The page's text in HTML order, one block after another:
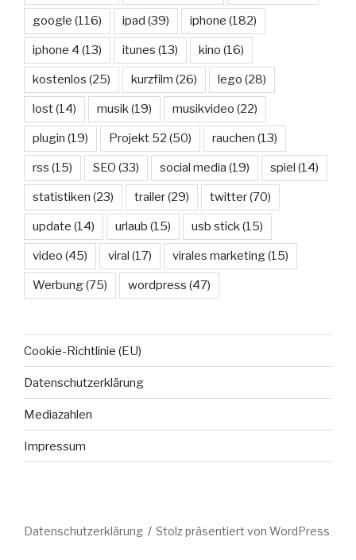
google (116) ipad (39) iphone (182)
iphone 4 (13) itunes (13) kino (16)
kostenlos (25) kurzfilm (26) lego (28)
lost(14) musik(19) musikvideo (22)
plugin (19) Projekt 52 (50) rauchen (13)
rss (15) SEO (33) social media (19) spiel (14)
statistiken (23) trailer(29) twitter(70)
update (14) urlaub (15) usb stick(15)
video (45) viral (17) virales marketing(15)
Werbung(75) wordpress (47)
Cookie-Richtlinie (EU)
Datenschutzerklärung
Mediazahlen
Impressum
Datenschutzerklärung Stolz präsentiert von WordPress